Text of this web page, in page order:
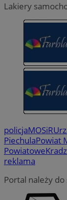
Lakiery
policjaMOSiR
PiechulaPowiat
Powiatowe
reklama
Portal należy do